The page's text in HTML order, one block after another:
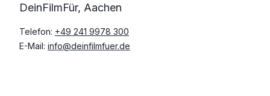
DeinFilmFür, Aachen
Telefon: +49 241 9978 300
E-Mail: info@deinfilmfuer.de